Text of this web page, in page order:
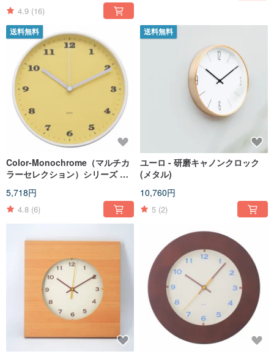
4.9 (16)
送料無料
Color-Monochrome（マルチカ
ラーセレクション）シリーズ 掛
5,718円
4.8 (6)
送料無料
ユーロ - 研磨キャノンクロック
(メタル)
10,760円
5 (2)